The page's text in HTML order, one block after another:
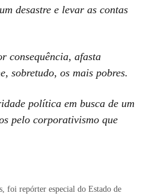
desastre e levar as contas
consequência, afasta
sobretudo, os mais pobres.
política em busca de um
pelo corporativismo que
foi repórter especial do Estado de